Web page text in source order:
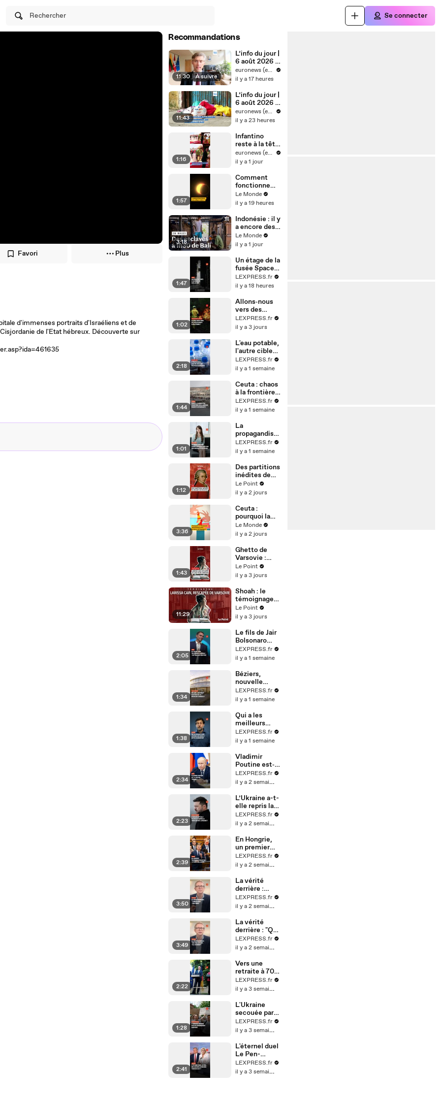
Rechercher Se connecter
Favori Plus
d'immenses portraits d'Israéliens et de
de l'Etat hébreux. Découverte sur
Recommandations
11:30 | À suivre
L’info du jour |
6 août 2026 -
Soir
euronews (en français)
il y a 17 heures
11:43
L’info du jour |
6 août 2026 -
Mi-journéeeuronews (en français)
il y a 23 heures
1:16
Infantino
reste à la tête
de la FIFA
après une
crise
euronews (en français)
il y a 1 jour
1:57
Comment
fonctionne
une éclipse
solaire ?
Le Monde
il y a 19 heures
3:18
Indonésie : il y
a encore des
esclaves sur
cette île à
Le Monde
il y a 1 jour
1:47
Un étage de la
fusée SpaceX
s’est écrasé
sur la Lune
LEXPRESS.fr
il y a 18 heures
1:02
Allons‑nous
vers des
hécatombes
climatiques ?
LEXPRESS.fr
il y a 3 jours
2:18
L'eau potable,
l'autre cible
des frappes
iraniennes
LEXPRESS.fr
il y a 1 semaine
1:44
Ceuta : chaos
à la frontière
après l’arrivée
massive de
LEXPRESS.fr
il y a 1 semaine
1:01
La
propagandiste
Xenia
Fedorova
mesure
d'exclusion
LEXPRESS.fr
il y a 1 semaine
1:12
Des partitions
inédites de
Mozart
retrouvées à
Bibliothèque
nationale de
France
Le Point
il y a 2 jours
3:36
Ceuta :
pourquoi la
crise
migratoire
les relations
diplomatiques
entre le
Maroc et
l’Espagne ?
Le Monde
il y a 2 jours
1:43
Ghetto de
Varsovie :
comment
Larissa Cain a
l'horreur nazie
Le Point
il y a 3 jours
11:29
Shoah : le
témoignage
de Larissa
Cain,
ghetto de
Varsovie
Le Point
il y a 3 jours
2:05
Le fils de Jair
Bolsonaro
candidat,
soutenu par
LEXPRESS.fr
il y a 1 semaine
1:34
Béziers,
nouvelle
capitale de la
médecine
LEXPRESS.fr
il y a 1 semaine
1:38
Qui a les
meilleurs
espions en
Europe ?
classement
LEXPRESS.fr
il y a 1 semaine
2:34
Vladimir
Poutine est‑il
devenu
parano ?
LEXPRESS.fr
il y a 2 semaines
2:23
L’Ukraine a-t-
elle repris la
main sur la
guerre ?
LEXPRESS.fr
il y a 2 semaines
2:39
En Hongrie,
un premier
ministre en
mode
LEXPRESS.fr
il y a 2 semaines
3:50
La vérité
derrière :
"Jamais deux
sans trois"
LEXPRESS.fr
il y a 2 semaines
3:49
La vérité
derrière : "Qui
vole un oeuf
vole un boeuf"
LEXPRESS.fr
il y a 2 semaines
2:22
Vers une
retraite à 70
ans en
Allemagne ?
LEXPRESS.fr
il y a 3 semaines
1:28
L'Ukraine
secouée par
un
remaniement
LEXPRESS.fr
il y a 3 semaines
2:41
L'éternel duel
Le Pen-
Mélenchon au
second tour
LEXPRESS.fr
il y a 3 semaines